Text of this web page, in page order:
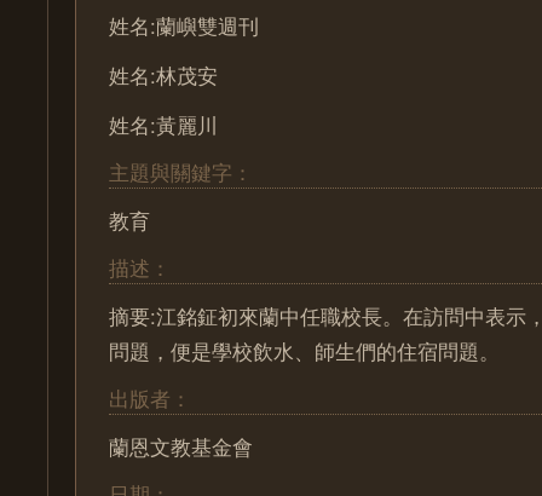
姓名:蘭嶼雙週刊
姓名:林茂安
姓名:黃麗川
主題與關鍵字：
教育
描述：
摘要:江銘鉦初來蘭中任職校長。在訪問中表示
問題，便是學校飲水、師生們的住宿問題。
出版者：
蘭恩文教基金會